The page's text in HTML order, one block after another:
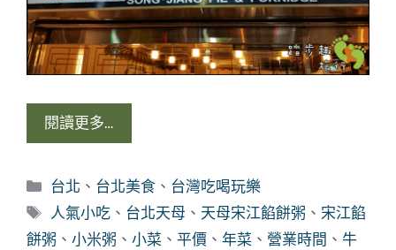
閱讀更多…
分
類
台北 、 台北美食 、 台灣吃喝玩樂
標
籤
人氣小吃 、 台北天母 、 天母宋江餡餅粥 、 宋江餡
餅粥 、 小米粥 、 小菜 、 平價 、 年菜 、 營業時間 、 牛